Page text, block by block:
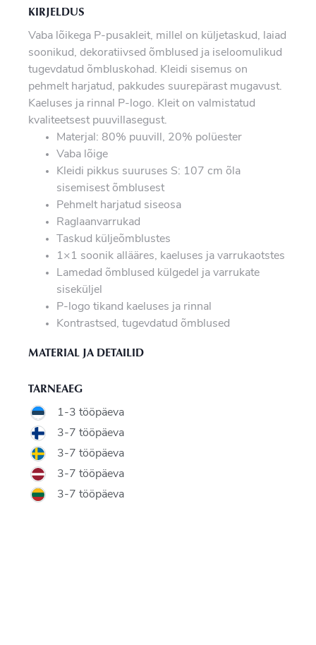
KIRJELDUS
Vaba lõikega P-pusakleit, millel on küljetaskud, laiad
soonikud, dekoratiivsed õmblused ja iseloomulikud
tugevdatud õmbluskohad. Kleidi sisemus on
pehmelt harjatud, pakkudes suurepärast mugavust.
Kaeluses ja rinnal P-logo. Kleit on valmistatud
kvaliteetsest puuvillasegust.
Materjal: 80% puuvill, 20% polüester
Vaba lõige
Kleidi pikkus suuruses S: 107 cm õla
sisemisest õmblusest
Pehmelt harjatud siseosa
Raglaanvarrukad
Taskud küljeõmblustes
1×1 soonik allääres, kaeluses ja varrukaotstes
Lamedad õmblused külgedel ja varrukate
siseküljel
P-logo tikand kaeluses ja rinnal
Kontrastsed, tugevdatud õmblused
MATERIAL JA DETAILID
TARNEAEG
1-3 tööpäeva
3-7 tööpäeva
3-7 tööpäeva
3-7 tööpäeva
3-7 tööpäeva